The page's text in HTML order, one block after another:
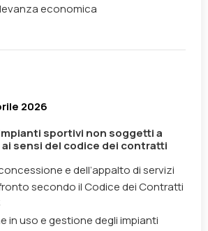
economica
2026
sportivi non soggetti a
sensi del codice dei contratti
e dell’appalto di servizi
secondo il Codice dei Contratti
in uso e gestione degli impianti